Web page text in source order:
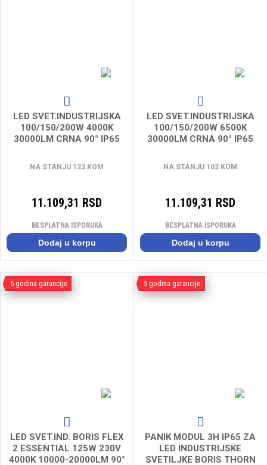
LED SVET.INDUSTRIJSKA
100/150/200W 4000K
30000LM CRNA 90° IP65
NA STANJU 123 KOM
11.109,31 RSD
BESPLATNA ISPORUKA
Dodaj u korpu
LED SVET.INDUSTRIJSKA
100/150/200W 6500K
30000LM CRNA 90° IP65
NA STANJU 103 KOM
11.109,31 RSD
BESPLATNA ISPORUKA
Dodaj u korpu
LED SVET.IND. BORIS FLEX
2 ESSENTIAL 125W 230V
4000K 10000-20000LM 90°
5 godina garancije
PANIK MODUL 3H IP65 ZA
LED INDUSTRIJSKE
SVETILJKE BORIS THORN
5 godina garancije